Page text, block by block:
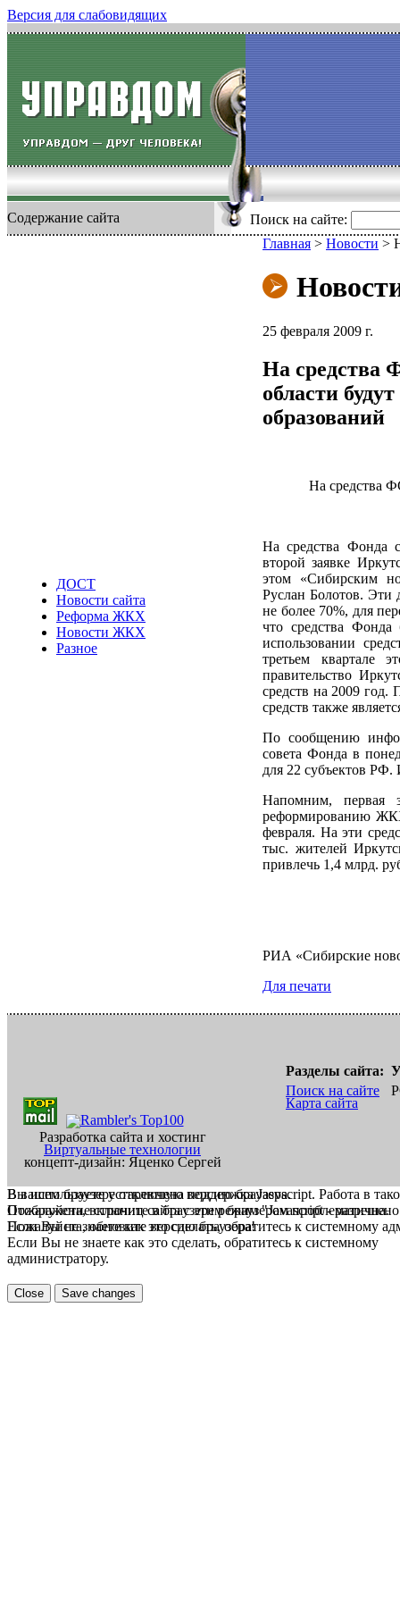
Версия для слабовидящих
Содержание сайта Поиск на сайте:
ДОСТ
Новости сайта
Реформа ЖКХ
Новости ЖКХ
Разное
Главная > Новости >
25 февраля 2009 г.
На средства
области
образований
На средства
На средства Фонда
второй заявке
этом «Сибирским
Руслан Болотов. Эти
не более 70%, для
что средства Фонда
использовании
третьем квартале
правительство
средств на 2009
средств также
По сообщению
совета Фонда в
для 22 субъектов РФ.
Напомним, первая
реформированию
февраля. На эти
тыс. жителей
привлечь 1,4 млрд.
РИА «Сибирские
Для печати
Разработка сайта и хостинг
Виртуальные технологии
концепт-дизайн: Яценко Сергей
Разделы сайта:
Поиск на сайте
Карта сайта
В вашем браузере отключена поддержка Jasvscript. Работа в
Пожалуйста, включите в браузере режим "Javascript -
Если Вы не знаете как это сделать, обратитесь к системному
Вы используете устаревшую версию браузера.
Отображение страниц сайта с этим браузером проблематична.
Пожалуйста, обновите версию браузера!
Если Вы не знаете как это сделать, обратитесь к системному
администратору.
Close Save changes